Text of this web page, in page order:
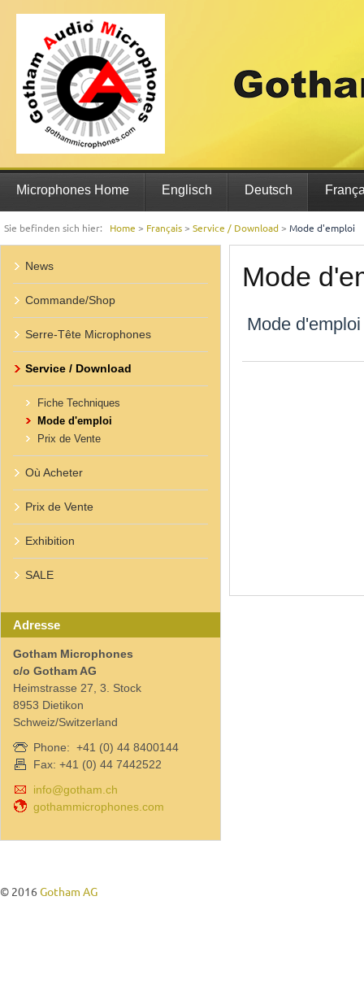
Microphones Home Englisch Deutsch
Sie befinden sich hier: Home > Français> Service / Download> Mode d'emploi
News
Commande/Shop
Serre-Tête Microphones
Service / Download
Fiche Techniques
Mode d'emploi
Prix de Vente
Où Acheter
Prix de Vente
Exhibition
SALE
Adresse
Gotham Microphones
c/o Gotham AG
Heimstrasse 27, 3. Stock
8953 Dietikon
Schweiz/Switzerland
Phone: +41 (0) 44 8400144
Fax: +41 (0) 44 7442522
info@gotham.ch
gothammicrophones.com
Mode
Mode
© 2016 Gotham AG